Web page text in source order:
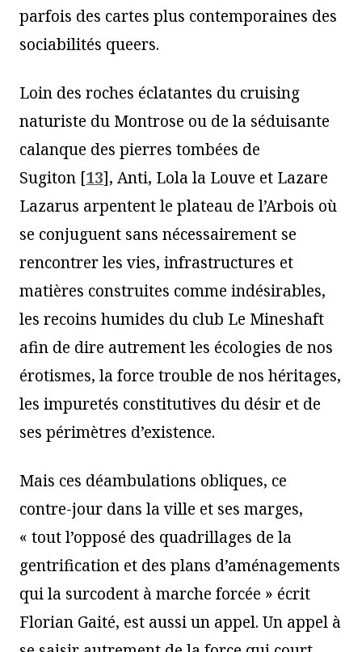
parfois des cartes plus contemporaines des
sociabilités queers.
Loin des roches éclatantes du cruising
naturiste du Montrose ou de la séduisante
calanque des pierres tombées de
Sugiton [13], Anti, Lola la Louve et Lazare
Lazarus arpentent le plateau de l’Arbois où
se conjuguent sans nécessairement se
rencontrer les vies, infrastructures et
matières construites comme indésirables,
les recoins humides du club Le Mineshaft
afin de dire autrement les écologies de nos
érotismes, la force trouble de nos héritages,
les impuretés constitutives du désir et de
ses périmètres d’existence.
Mais ces déambulations obliques, ce
contre-jour dans la ville et ses marges,
« tout l’opposé des quadrillages de la
gentrification et des plans d’aménagements
qui la surcodent à marche forcée » écrit
Florian Gaité, est aussi un appel. Un appel à